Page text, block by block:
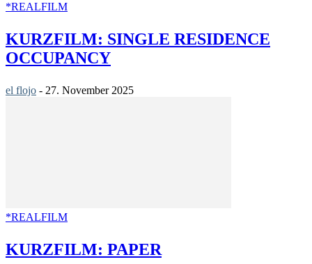
*REALFILM
KURZFILM: SINGLE RESIDENCE
OCCUPANCY
el flojo - 27. November 2025
*REALFILM
KURZFILM: PAPER